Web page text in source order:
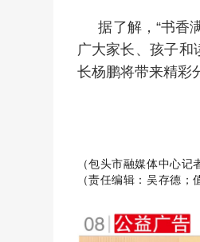
据了解，“书香
广大家长、孩子
长杨鹏将带来精彩
（包头市融媒体中心记
（责任编辑：吴存德；